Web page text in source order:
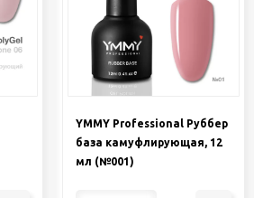
YMMY Professional Руббер
база камуфлирующая, 12
мл (№001)